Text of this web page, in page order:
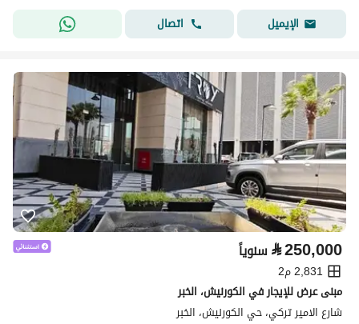
الإيميل
اتصال
⃁250,000 سنوياً
2,831 م2
مبنى عرض للإيجار في الكورنيش، الخبر
شارع الامير تركي، حي الكورنيش، الخبر